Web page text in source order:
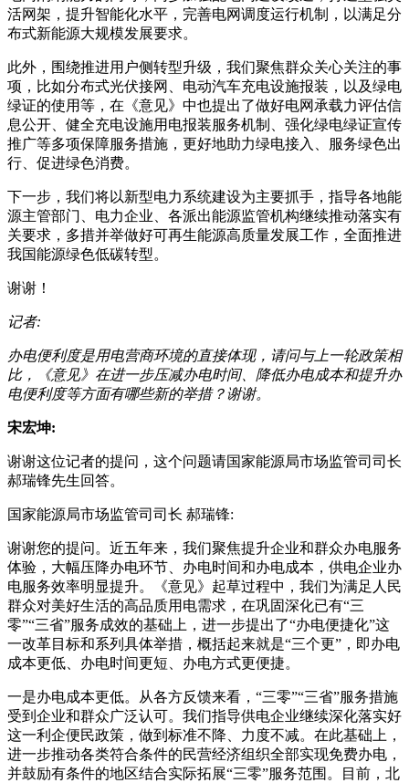
活网架，提升智能化水平，完善电网调度运行机制，以满足分
布式新能源大规模发展要求。
此外，围绕推进用户侧转型升级，我们聚焦群众关心关注的事
项，比如分布式光伏接网、电动汽车充电设施报装，以及绿电
绿证的使用等，在《意见》中也提出了做好电网承载力评估信
息公开、健全充电设施用电报装服务机制、强化绿电绿证宣传
推广等多项保障服务措施，更好地助力绿电接入、服务绿色出
行、促进绿色消费。
下一步，我们将以新型电力系统建设为主要抓手，指导各地能
源主管部门、电力企业、各派出能源监管机构继续推动落实有
关要求，多措并举做好可再生能源高质量发展工作，全面推进
我国能源绿色低碳转型。
谢谢！
记者:
办电便利度是用电营商环境的直接体现，请问与上一轮政策相
比，《意见》在进一步压减办电时间、降低办电成本和提升办
电便利度等方面有哪些新的举措？谢谢。
宋宏坤:
谢谢这位记者的提问，这个问题请国家能源局市场监管司司长
郝瑞锋先生回答。
国家能源局市场监管司司长 郝瑞锋:
谢谢您的提问。近五年来，我们聚焦提升企业和群众办电服务
体验，大幅压降办电环节、办电时间和办电成本，供电企业办
电服务效率明显提升。《意见》起草过程中，我们为满足人民
群众对美好生活的高品质用电需求，在巩固深化已有“三
零”“三省”服务成效的基础上，进一步提出了“办电便捷化”这
一改革目标和系列具体举措，概括起来就是“三个更”，即办电
成本更低、办电时间更短、办电方式更便捷。
一是办电成本更低。从各方反馈来看，“三零”“三省”服务措施
受到企业和群众广泛认可。我们指导供电企业继续深化落实好
这一利企便民政策，做到标准不降、力度不减。在此基础上，
进一步推动各类符合条件的民营经济组织全部实现免费办电，
并鼓励有条件的地区结合实际拓展“三零”服务范围。目前，北